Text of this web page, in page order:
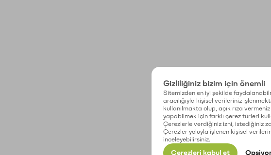
Gizliliğiniz bizim için önemli
Sitemizden en iyi şekilde
aracılığıyla kişisel verileriniz
kullanılmakta olup, açık rıza
yapabilmek için farklı çerez türleri
Çerezlerle verdiğiniz izni, istediğiniz
Çerezler yoluyla işlenen kişisel
inceleyebilirsiniz.
Çerezleri kabul et